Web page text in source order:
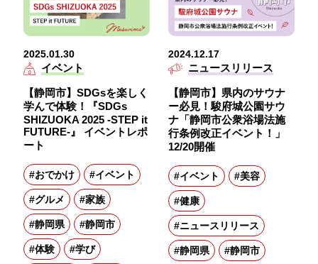
2025.01.30
イベント
【静岡市】SDGsを楽しく
学んで体験！『SDGs
SHIZUOKA 2025 -STEP it
FUTURE-』 イベントレポ
ート
#おでかけ #イベント
#グルメ #家族
#静岡県 #静岡市
#体験 #学び
2024.12.17
ニュースリリース
【静岡市】県内のサウナ
ー必見！駿府城公園サウ
ナ「静岡市公衆浴場法施
行条例改正イベント！」
12/20開催
#イベント #美容
#健康
#ニュースリリース
#静岡県 #静岡市